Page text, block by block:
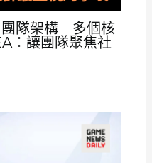
團隊架構 多個核
：讓團隊聚焦社